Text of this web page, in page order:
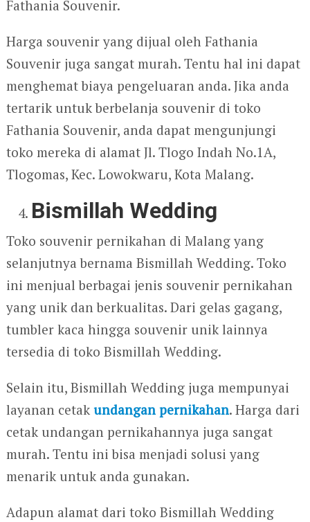
Fathania Souvenir.
Harga souvenir yang dijual oleh Fathania
Souvenir juga sangat murah. Tentu hal ini dapat
menghemat biaya pengeluaran anda. Jika anda
tertarik untuk berbelanja souvenir di toko
Fathania Souvenir, anda dapat mengunjungi
toko mereka di alamat Jl. Tlogo Indah No.1A,
Tlogomas, Kec. Lowokwaru, Kota Malang.
Bismillah Wedding
Toko souvenir pernikahan di Malang yang
selanjutnya bernama Bismillah Wedding. Toko
ini menjual berbagai jenis souvenir pernikahan
yang unik dan berkualitas. Dari gelas gagang,
tumbler kaca hingga souvenir unik lainnya
tersedia di toko Bismillah Wedding.
Selain itu, Bismillah Wedding juga mempunyai
layanan cetak undangan pernikahan. Harga dari
cetak undangan pernikahannya juga sangat
murah. Tentu ini bisa menjadi solusi yang
menarik untuk anda gunakan.
Adapun alamat dari toko Bismillah Wedding